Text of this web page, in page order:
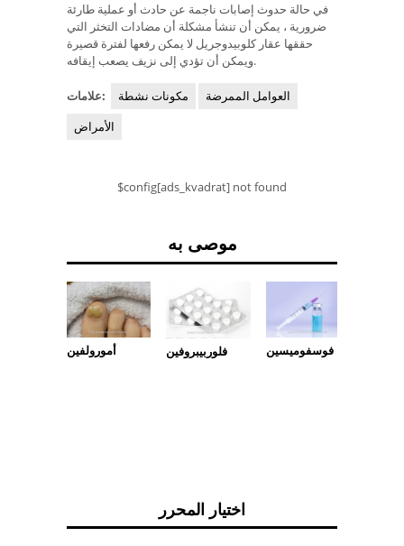
في حالة حدوث إصابات ناجمة عن حادث أو عملية طارئة
ضرورية ، يمكن أن تنشأ مشكلة أن مضادات التخثر التي
حققها عقار كلوبيدوجريل لا يمكن رفعها لفترة قصيرة
ويمكن أن تؤدي إلى نزيف يصعب إيقافه.
علامات: مكونات نشطة
العوامل الممرضة
الأمراض
$config[ads_kvadrat] not found
موصى به
أمورولفين فلوربيبروفين فوسفوميسين
اختيار المحرر